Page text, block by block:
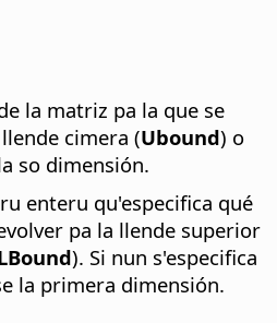
la matriz pa la que se
cimera (Ubound) o
so dimensión.
enteru qu'especifica qué
pa la llende superior
). Si nun s'especifica
la primera dimensión.